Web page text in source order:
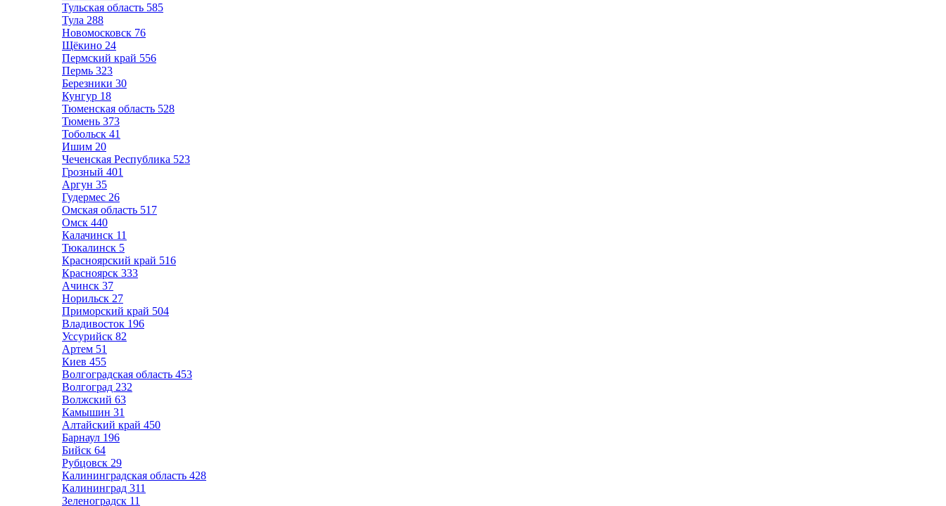
Тульская область 585
Тула 288
Новомосковск 76
Щёкино 24
Пермский край 556
Пермь 323
Березники 30
Кунгур 18
Тюменская область 528
Тюмень 373
Тобольск 41
Ишим 20
Чеченская Республика 523
Грозный 401
Аргун 35
Гудермес 26
Омская область 517
Омск 440
Калачинск 11
Тюкалинск 5
Красноярский край 516
Красноярск 333
Ачинск 37
Норильск 27
Приморский край 504
Владивосток 196
Уссурийск 82
Артем 51
Киев 455
Волгоградская область 453
Волгоград 232
Волжский 63
Камышин 31
Алтайский край 450
Барнаул 196
Бийск 64
Рубцовск 29
Калининградская область 428
Калининград 311
Зеленоградск 11